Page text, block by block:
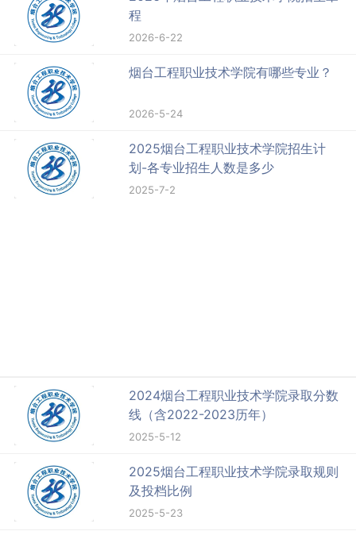
程
2026-6-22
烟台工程职业技术学院有哪些专业？
2026-5-24
2025烟台工程职业技术学院招生计
划-各专业招生人数是多少
2025-7-2
2024烟台工程职业技术学院录取分数
线（含2022-2023历年）
2025-5-12
2025烟台工程职业技术学院录取规则
及投档比例
2025-5-23